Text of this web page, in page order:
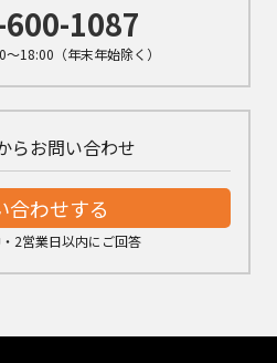
1087
18:00（年末年始除く）
らお問い合わせ
合わせする
2営業日以内にご回答